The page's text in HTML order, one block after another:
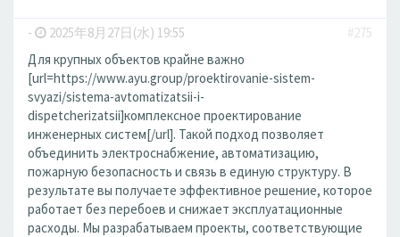
- 2025年8月27日(水) 19:55
#275
Для крупных объектов крайне важно
[url=https://www.ayu.group/proektirovanie-sistem-
svyazi/sistema-avtomatizatsii-i-
dispetcherizatsii]комплексное проектирование
инженерных систем[/url]. Такой подход позволяет
объединить электроснабжение, автоматизацию,
пожарную безопасность и связь в единую структуру. В
результате вы получаете эффективное решение, которое
работает без перебоев и снижает эксплуатационные
расходы. Мы разрабатываем проекты, соответствующие